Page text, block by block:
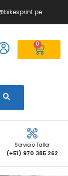
0
Servicio Taller
(+51) 970 385 262